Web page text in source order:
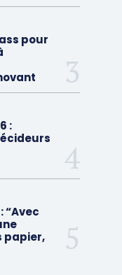
pour
:
“Avec
papier,